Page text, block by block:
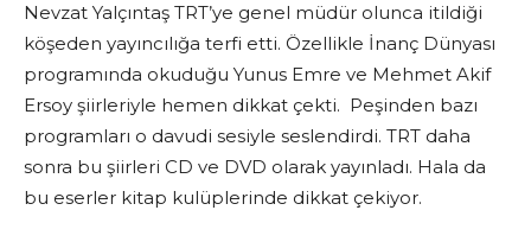
Nevzat Yalçıntaş TRT’ye genel müdür olunca itildiği
köşeden yayıncılığa terfi etti. Özellikle İnanç Dünyası
programında okuduğu Yunus Emre ve Mehmet Akif
Ersoy şiirleriyle hemen dikkat çekti. Peşinden bazı
programları o davudi sesiyle seslendirdi. TRT daha
sonra bu şiirleri CD ve DVD olarak yayınladı. Hala da
bu eserler kitap kulüplerinde dikkat çekiyor.